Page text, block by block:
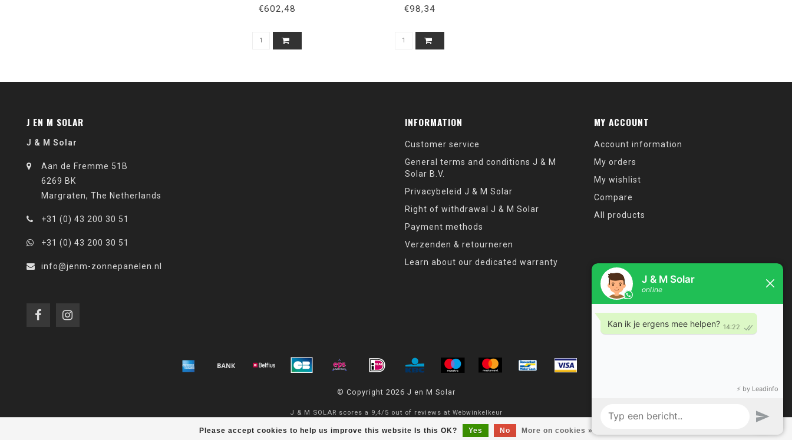
€602,48 €98,34
Please accept cookies to help us improve this website Is this OK? Yes No More on cookies »
J EN M SOLAR
J & M Solar
Aan de Fremme 51B
6269 BK
Margraten, The Netherlands
+31 (0) 43 200 30 51
+31 (0) 43 200 30 51
info@jenm-zonnepanelen.nl
INFORMATION
Customer service
General terms and conditions J & M
Solar B.V.
Privacybeleid J & M Solar
Right of withdrawal J & M Solar
Payment methods
Verzenden & retourneren
Learn about our dedicated warranty
MY ACCOUNT
Account information
My orders
My wishlist
Compare
All products
© Copyright 2026 J en M Solar
J & M SOLAR scores a 9,4/ 5 out of reviews at Webwinkelkeur